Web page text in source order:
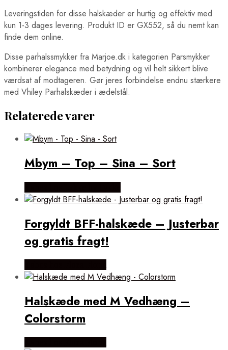
Leveringstiden for disse halskæder er hurtig og effektiv med
kun 1-3 dages levering. Produkt ID er GX552, så du nemt kan
finde dem online.
Disse parhalssmykker fra Marjoe.dk i kategorien Parsmykker
kombinerer elegance med betydning og vil helt sikkert blive
værdsat af modtageren. Gør jeres forbindelse endnu stærkere
med Vhiley Parhalskæder i ædelstål.
Relaterede varer
Mbym – Top – Sina – Sort
Forgyldt BFF-halskæde – Justerbar
og gratis fragt!
Halskæde med M Vedhæng –
Colorstorm